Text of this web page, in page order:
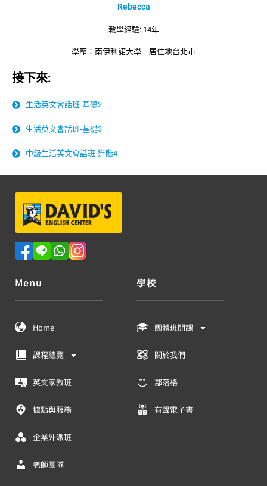
Rebecca
教學經驗: 14年
學歷：南伊利諾大學｜居住地台北市
接下來:
生活英文會話班-基礎2
生活英文會話班-基礎3
中級生活英文會話班-進階4
Menu
Home
課程總覽
英文家教班
據點與服務
企業外派班
老師團隊
學校
團體班開課
關於我們
部落格
有聲電子書